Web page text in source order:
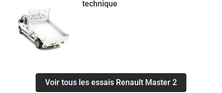
technique
Voir tous les essais Renault Master 2